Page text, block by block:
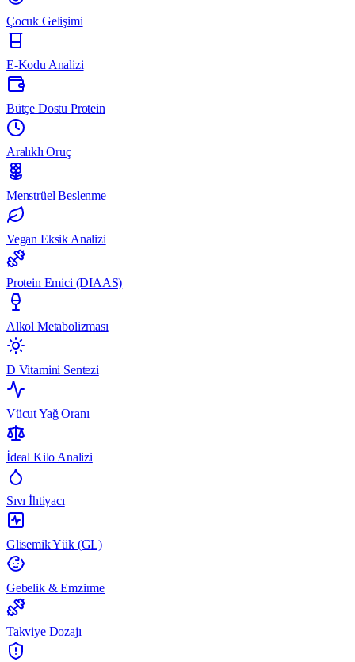
Çocuk Gelişimi
E-Kodu Analizi
Bütçe Dostu Protein
Aralıklı Oruç
Menstrüel Beslenme
Vegan Eksik Analizi
Protein Emici (DIAAS)
Alkol Metabolizması
D Vitamini Sentezi
Vücut Yağ Oranı
İdeal Kilo Analizi
Sıvı İhtiyacı
Glisemik Yük (GL)
Gebelik & Emzirme
Takviye Dozajı